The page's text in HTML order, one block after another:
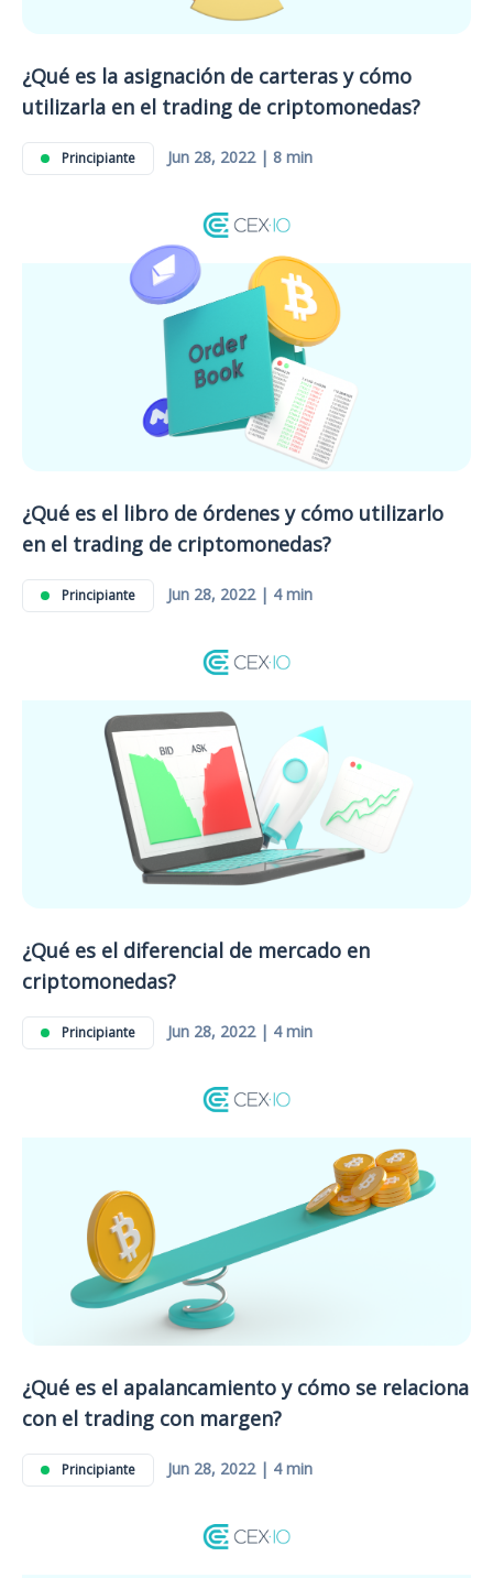
¿Qué es la asignación de carteras y cómo
utilizarla en el trading de criptomonedas?
Principiante Jun 28, 2022 | 8 min
¿Qué es el libro de órdenes y cómo utilizarlo
en el trading de criptomonedas?
Principiante Jun 28, 2022 | 4 min
¿Qué es el diferencial de mercado en
criptomonedas?
Principiante Jun 28, 2022 | 4 min
¿Qué es el apalancamiento y cómo se relaciona
con el trading con margen?
Principiante Jun 28, 2022 | 4 min